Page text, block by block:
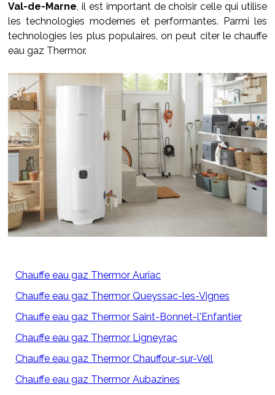
Val-de-Marne, il est important de choisir celle qui utilise
les technologies modernes et performantes. Parmi les
technologies les plus populaires, on peut citer le chauffe
eau gaz Thermor.
Chauffe eau gaz Thermor Auriac
Chauffe eau gaz Thermor Queyssac-les-Vignes
Chauffe eau gaz Thermor Saint-Bonnet-l'Enfantier
Chauffe eau gaz Thermor Ligneyrac
Chauffe eau gaz Thermor Chauffour-sur-Vell
Chauffe eau gaz Thermor Aubazines